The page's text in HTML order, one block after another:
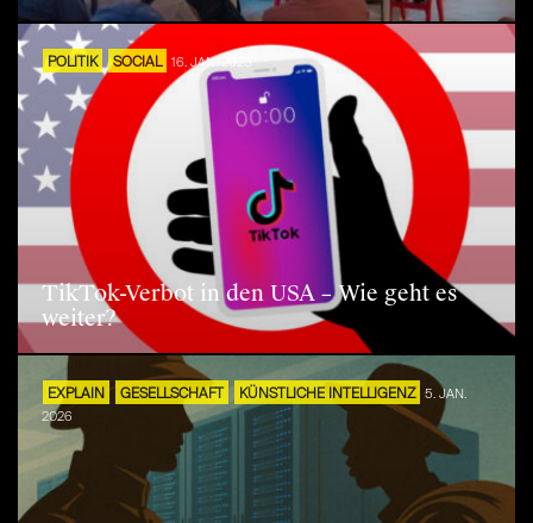
POLITIK SOCIAL 16. JAN. 2025
TikTok-Verbot in den USA – Wie geht es
weiter?
EXPLAIN GESELLSCHAFT KÜNSTLICHE INTELLIGENZ
5. JAN.
2026